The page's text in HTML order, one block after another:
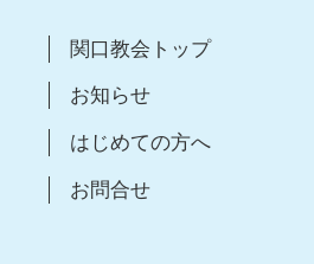
関口教会トップ
お知らせ
はじめての方へ
お問合せ